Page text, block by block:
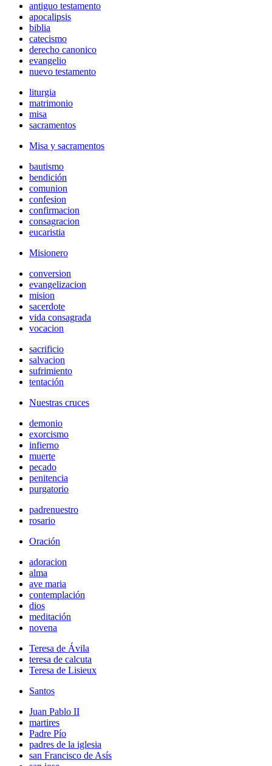
antiguo testamento
apocalipsis
biblia
catecismo
derecho canonico
evangelio
nuevo testamento
liturgia
matrimonio
misa
sacramentos
Misa y sacramentos
bautismo
bendición
comunion
confesion
confirmacion
consagracion
eucaristia
Misionero
conversion
evangelizacion
mision
sacerdote
vida consagrada
vocacion
sacrificio
salvacion
sufrimiento
tentación
Nuestras cruces
demonio
exorcismo
infierno
muerte
pecado
penitencia
purgatorio
padrenuestro
rosario
Oración
adoracion
alma
ave maria
contemplación
dios
meditación
novena
Teresa de Ávila
teresa de calcuta
Teresa de Lisieux
Santos
Juan Pablo II
martires
Padre Pío
padres de la iglesia
san Francisco de Asís